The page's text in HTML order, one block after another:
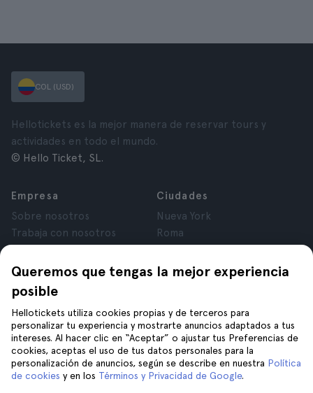
Queremos que tengas la mejor experiencia
posible
Hellotickets utiliza cookies propias y de terceros para
personalizar tu experiencia y mostrarte anuncios adaptados a tus
intereses. Al hacer clic en “Aceptar” o ajustar tus Preferencias de
cookies, aceptas el uso de tus datos personales para la
personalización de anuncios, según se describe en nuestra Política
de cookies y en los Términos y Privacidad de Google.
COL (USD)
Hellotickets es la mejor manera de reservar tours y
actividades en todo el mundo.
© Hello Ticket, SL.
Empresa
Sobre nosotros
Trabaja con nosotros
Opiniones
Privacidad
Términos y Condiciones
Aviso Legal
Cookies
Ciudades
Nueva York
Roma
Londres
Granada
Tenerife
Ayuda
Síguenos en